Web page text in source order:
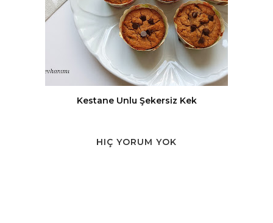
Kestane Unlu Şekersiz Kek
HIÇ YORUM YOK